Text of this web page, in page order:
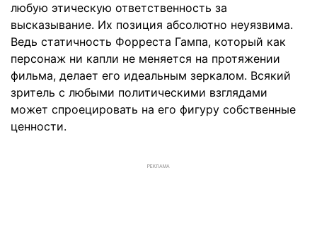
любую этическую ответственность за
высказывание. Их позиция абсолютно неуязвима.
Ведь статичность Форреста Гампа, который как
персонаж ни капли не меняется на протяжении
фильма, делает его идеальным зеркалом. Всякий
зритель с любыми политическими взглядами
может спроецировать на его фигуру собственные
ценности.
РЕКЛАМА